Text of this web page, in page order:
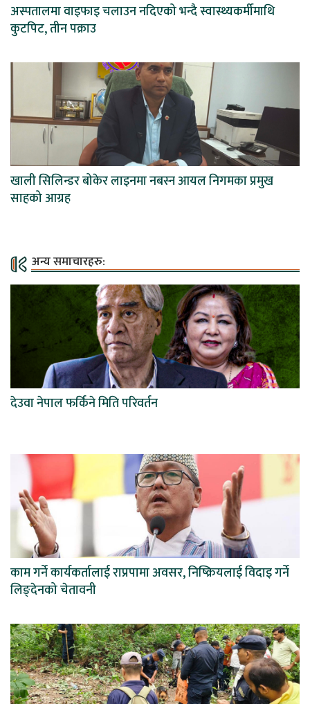
अस्पतालमा वाइफाइ चलाउन नदिएको भन्दै स्वास्थ्यकर्मीमाथि
कुटपिट, तीन पक्राउ
खाली सिलिन्डर बोकेर लाइनमा नबस्न आयल निगमका प्रमुख
साहको आग्रह
अन्य समाचारहरु:
देउवा नेपाल फर्किने मिति परिवर्तन
काम गर्ने कार्यकर्तालाई राप्रपामा अवसर, निष्क्रियलाई विदाइ गर्ने
लिङ्देनको चेतावनी